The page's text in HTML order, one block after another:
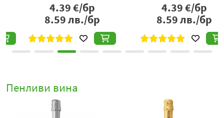
4.39€/бр
8.59лв./бр
4.39€/бр
8.59лв./бр
Пенливи вина